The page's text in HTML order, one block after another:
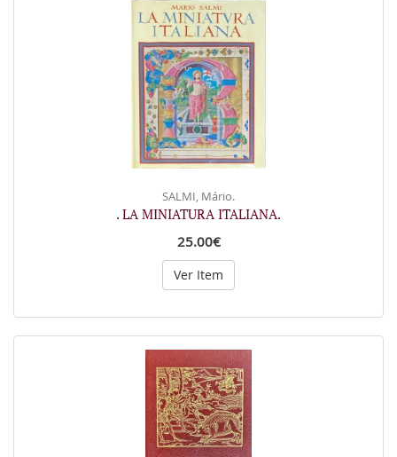
SALMI, Mário.
. LA MINIATURA ITALIANA.
25.00€
Ver Item